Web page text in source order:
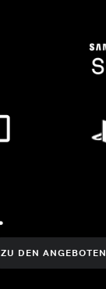
ZU DEN ANGEBOTEN